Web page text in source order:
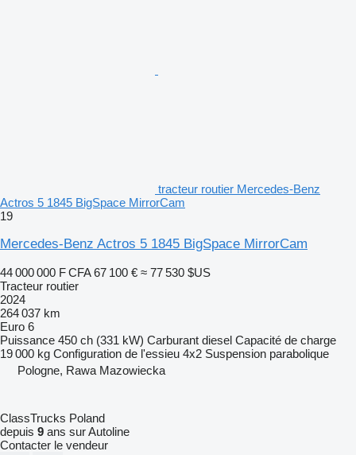
tracteur routier Mercedes-Benz
Actros 5 1845 BigSpace MirrorCam
19
Mercedes-Benz Actros 5 1845 BigSpace MirrorCam
44 000 000 F CFA 67 100 € ≈ 77 530 $US
Tracteur routier
2024
264 037 km
Euro 6
Puissance 450 ch (331 kW) Carburant diesel Capacité de charge
19 000 kg Configuration de l'essieu 4x2 Suspension parabolique
Pologne, Rawa Mazowiecka
ClassTrucks Poland
depuis 9 ans sur Autoline
Contacter le vendeur